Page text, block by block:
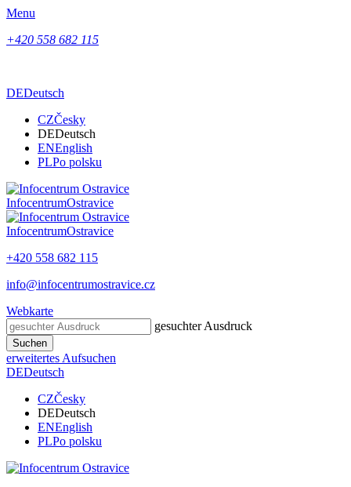
Menu
+420 558 682 115
DEDeutsch
CZČesky
DEDeutsch
ENEnglish
PLPo polsku
InfocentrumOstravice
InfocentrumOstravice
+420 558 682 115
info@infocentrumostravice.cz
Webkarte
gesuchter Ausdruck
Suchen
erweitertes Aufsuchen
DEDeutsch
CZČesky
DEDeutsch
ENEnglish
PLPo polsku